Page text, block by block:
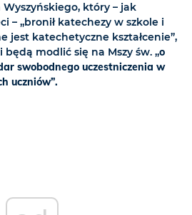
Wyszyńskiego, który – jak
– „bronił katechezy w szkole i
jest katechetyczne kształcenie”,
będą modlić się na Mszy św. „o
swobodnego uczestniczenia w
uczniów”.